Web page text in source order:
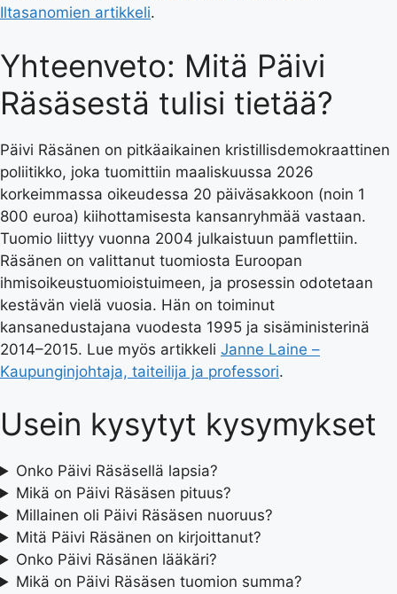
Iltasanomien artikkeli.
Yhteenveto: Mitä Päivi
Räsäsestä tulisi tietää?
Päivi Räsänen on pitkäaikainen kristillisdemokraattinen
poliitikko, joka tuomittiin maaliskuussa 2026
korkeimmassa oikeudessa 20 päiväsakkoon (noin 1
800 euroa) kiihottamisesta kansanryhmää vastaan.
Tuomio liittyy vuonna 2004 julkaistuun pamflettiin.
Räsänen on valittanut tuomiosta Euroopan
ihmisoikeustuomioistuimeen, ja prosessin odotetaan
kestävän vielä vuosia. Hän on toiminut
kansanedustajana vuodesta 1995 ja sisäministerinä
2014–2015. Lue myös artikkeli Janne Laine –
Kaupunginjohtaja, taiteilija ja professori.
Usein kysytyt kysymykset
Onko Päivi Räsäsellä lapsia?
Mikä on Päivi Räsäsen pituus?
Millainen oli Päivi Räsäsen nuoruus?
Mitä Päivi Räsänen on kirjoittanut?
Onko Päivi Räsänen lääkäri?
Mikä on Päivi Räsäsen tuomion summa?